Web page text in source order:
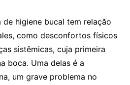
de higiene bucal tem relação
como desconfortos físicos
sistêmicas, cuja primeira
boca. Uma delas é a
um grave problema no